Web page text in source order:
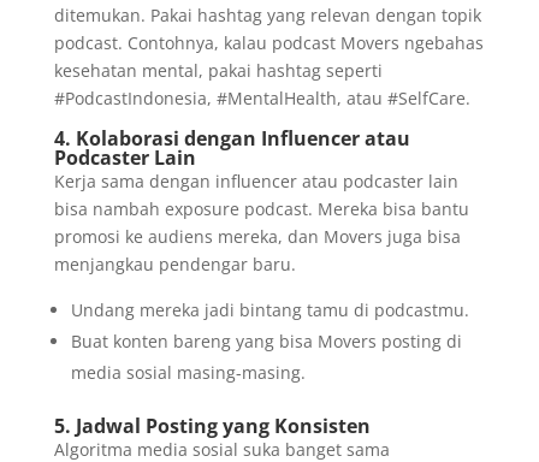
ditemukan. Pakai hashtag yang relevan dengan topik
podcast. Contohnya, kalau podcast Movers ngebahas
kesehatan mental, pakai hashtag seperti
#PodcastIndonesia, #MentalHealth, atau #SelfCare.
4. Kolaborasi dengan Influencer atau
Podcaster Lain
Kerja sama dengan influencer atau podcaster lain
bisa nambah exposure podcast. Mereka bisa bantu
promosi ke audiens mereka, dan Movers juga bisa
menjangkau pendengar baru.
Undang mereka jadi bintang tamu di podcastmu.
Buat konten bareng yang bisa Movers posting di
media sosial masing-masing.
5. Jadwal Posting yang Konsisten
Algoritma media sosial suka banget sama